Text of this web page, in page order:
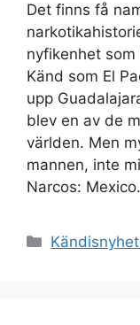
Det finns få
nyfikenhet som
Känd som El
upp
blev en av de
världen. Men
mannen, inte
Narcos:
Kategorier